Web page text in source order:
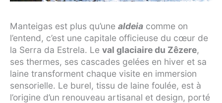
Manteigas est plus qu’une aldeia comme on
l’entend, c’est une capitale officieuse du cœur de
la Serra da Estrela. Le val glaciaire du Zêzere,
ses thermes, ses cascades gelées en hiver et sa
laine transforment chaque visite en immersion
sensorielle. Le burel, tissu de laine foulée, est à
l’origine d’un renouveau artisanal et design, porté